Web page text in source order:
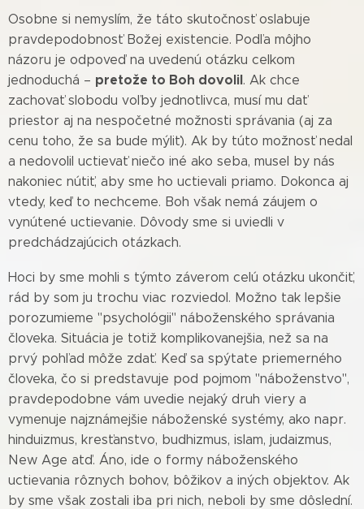
Osobne si nemyslím, že táto skutočnosť oslabuje
pravdepodobnosť Božej existencie. Podľa môjho
názoru je odpoveď na uvedenú otázku celkom
jednoduchá – pretože to Boh dovolil. Ak chce
zachovať slobodu voľby jednotlivca, musí mu dať
priestor aj na nespočetné možnosti správania (aj za
cenu toho, že sa bude mýliť). Ak by túto možnosť nedal
a nedovolil uctievať niečo iné ako seba, musel by nás
nakoniec nútiť, aby sme ho uctievali priamo. Dokonca aj
vtedy, keď to nechceme. Boh však nemá záujem o
vynútené uctievanie. Dôvody sme si uviedli v
predchádzajúcich otázkach.
Hoci by sme mohli s týmto záverom celú otázku ukončiť,
rád by som ju trochu viac rozviedol. Možno tak lepšie
porozumieme "psychológii" náboženského správania
človeka. Situácia je totiž komplikovanejšia, než sa na
prvý pohľad môže zdať. Keď sa spýtate priemerného
človeka, čo si predstavuje pod pojmom "náboženstvo",
pravdepodobne vám uvedie nejaký druh viery a
vymenuje najznámejšie náboženské systémy, ako napr.
hinduizmus, kresťanstvo, budhizmus, islam, judaizmus,
New Age atď. Áno, ide o formy náboženského
uctievania rôznych bohov, bôžikov a iných objektov. Ak
by sme však zostali iba pri nich, neboli by sme dôslední.